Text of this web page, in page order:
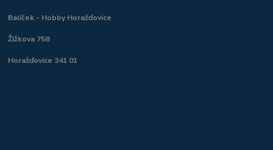
Balíček - Hobby Horažďovice
Žižkova 758
Horažďovice 341 01